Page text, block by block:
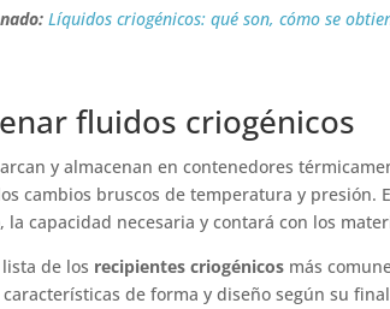
Líquidos criogénicos: qué son, cómo se
fluidos criogénicos
y almacenan en contenedores
cambios bruscos de temperatura y presión.
capacidad necesaria y contará con los
de los recipientes criogénicos más
de forma y diseño según su